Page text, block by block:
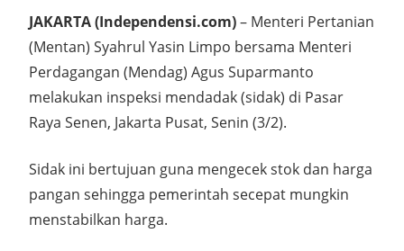
JAKARTA (Independensi.com)– Menteri Pertanian
(Mentan) Syahrul Yasin Limpo bersama Menteri
Perdagangan (Mendag) Agus Suparmanto
melakukan inspeksi mendadak (sidak) di Pasar
Raya Senen, Jakarta Pusat, Senin (3/2).
Sidak ini bertujuan guna mengecek stok dan harga
pangan sehingga pemerintah secepat mungkin
menstabilkan harga.